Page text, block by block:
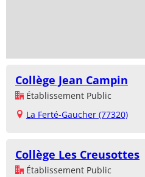
Collège Jean Campin
Établissement Public
La Ferté-Gaucher (77320)
Collège Les Creusottes
Établissement Public